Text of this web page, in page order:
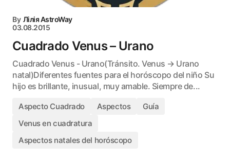
By Лілія AstroWay
03.08.2015
Cuadrado Venus – Urano
Cuadrado Venus - Urano(Tránsito. Venus → Urano
natal)Diferentes fuentes para el horóscopo del niño Su
hijo es brillante, inusual, muy amable. Siempre de...
Aspecto Cuadrado Aspectos
Guía
Venus en cuadratura
Aspectos natales del horóscopo